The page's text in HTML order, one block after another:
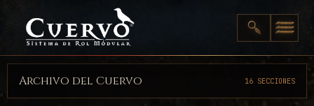
Archivo del Cuervo 16 SECCIONES